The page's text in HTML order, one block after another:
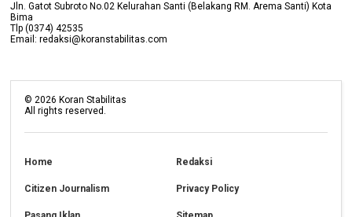
Jln. Gatot Subroto No.02 Kelurahan Santi (Belakang RM. Arema Santi) Kota
Bima
Tlp (0374) 42535
Email: redaksi@koranstabilitas.com
©2026 Koran Stabilitas
All rights reserved.
Home Redaksi
Citizen Journalism Privacy Policy